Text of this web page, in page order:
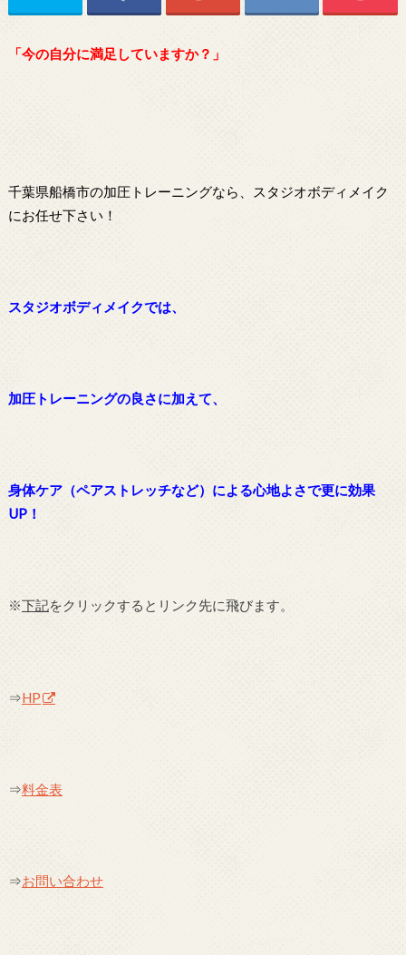
「今の自分に満足していますか？」
千葉県船橋市の加圧トレーニングなら、スタジオボディメイク
にお任せ下さい！
スタジオボディメイクでは、
加圧トレーニングの良さに加えて、
身体ケア（ペアストレッチなど）による心地よさで更に効果
UP！
※下記をクリックするとリンク先に飛びます。
⇒HP
⇒料金表
⇒お問い合わせ